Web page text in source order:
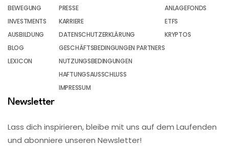
BEWEGUNG
INVESTMENTS
AUSBILDUNG
BLOG
LEXICON
PRESSE
KARRIERE
DATENSCHUTZERKLÄRUNG
GESCHÄFTSBEDINGUNGEN PARTNERS
NUTZUNGSBEDINGUNGEN
HAFTUNGSAUSSCHLUSS
IMPRESSUM
ANLAGEFONDS
ETFS
KRYPTOS
Newsletter
Lass dich inspirieren, bleibe mit uns auf dem Laufenden
und abonniere unseren Newsletter!